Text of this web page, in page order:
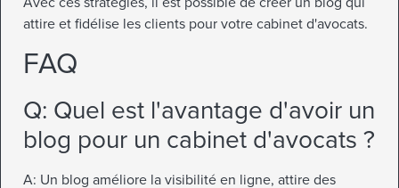
attire et fidélise les clients pour votre cabinet d'avocats.
FAQ
Q: Quel est l'avantage d'avoir un
blog pour un cabinet d'avocats ?
A: Un blog améliore la visibilité en ligne, attire des